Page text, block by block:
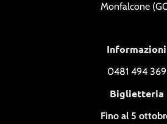
Monfalcone
Informazioni
0481 494 369
Biglietteria
Fino al 5